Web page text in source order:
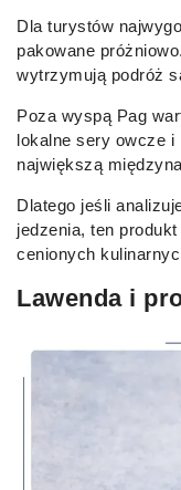
Dla turystów
pakowane
wytrzymują podróż
Poza wyspą Pag
lokalne sery owcze i
największą
Dlatego jeśli
jedzenia, ten
cenionych
Lawenda i